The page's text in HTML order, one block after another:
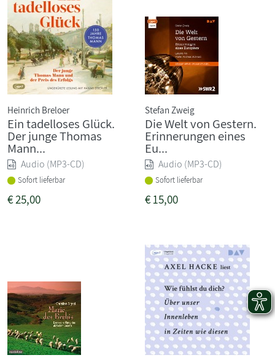
Heinrich Breloer
Ein tadelloses Glück.
Der junge Thomas
Mann...
Audio (MP3-CD)
Sofort lieferbar
€25,00
Stefan Zweig
Die Welt von Gestern.
Erinnerungen eines
Eu...
Audio (MP3-CD)
Sofort lieferbar
€15,00